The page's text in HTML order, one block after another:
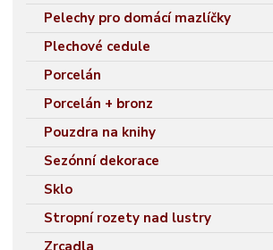
Pelechy pro domácí mazlíčky
Plechové cedule
Porcelán
Porcelán + bronz
Pouzdra na knihy
Sezónní dekorace
Sklo
Stropní rozety nad lustry
Zrcadla